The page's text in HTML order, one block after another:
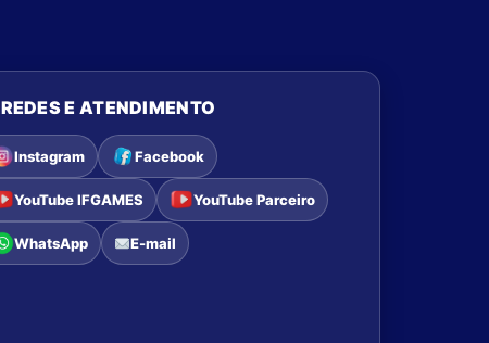
REDES E ATENDIMENTO
Instagram Facebook
YouTube IFGAMES YouTube Parceiro
WhatsApp E-mail